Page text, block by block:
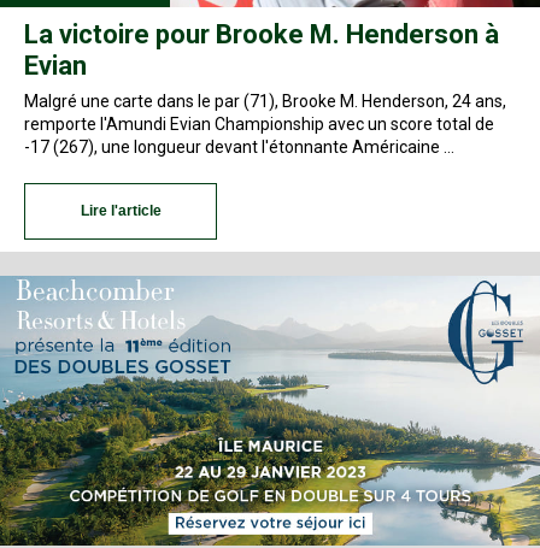
La victoire pour Brooke M. Henderson à
Evian
Malgré une carte dans le par (71), Brooke M. Henderson, 24 ans,
remporte l'Amundi Evian Championship avec un score total de
-17 (267), une longueur devant l'étonnante Américaine …
Lire l'article